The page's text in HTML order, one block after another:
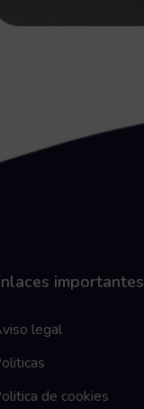
importantes
legal
de cookies